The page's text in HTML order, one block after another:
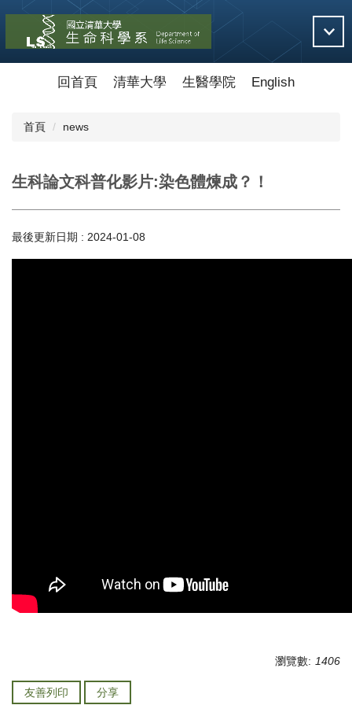
要
回首頁 清華大學 生醫學院 English
首頁 news
生科論文科普化影片:染色體煉成？！
最後更新日期 : 2024-01-08
瀏覽數: 1406
友善列印 分享